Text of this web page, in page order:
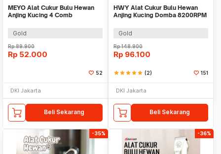
MEYO Alat Cukur Bulu Hewan
Anjing Kucing 4 Comb
Gold
Rp89.900
Rp 52.000
52
DKI Jakarta
Beli Sekarang
HWY Alat Cukur Bulu Hewan
Anjing Kucing Domba 8200RPM
Gold
Rp148.900
Rp 96.100
starstarstarstarstar (2) 151
DKI Jakarta
Beli Sekarang
-35% -36%